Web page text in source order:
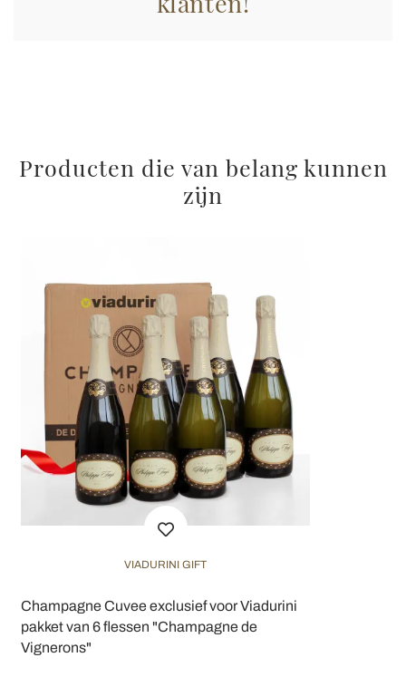
raccolto dal suo utilizzo dei loro servizi.
Producten die van belang kunnen
zijn
VIADURINI GIFT
Champagne Cuvee exclusief voor Viadurini
pakket van 6 flessen "Champagne de
Vignerons"